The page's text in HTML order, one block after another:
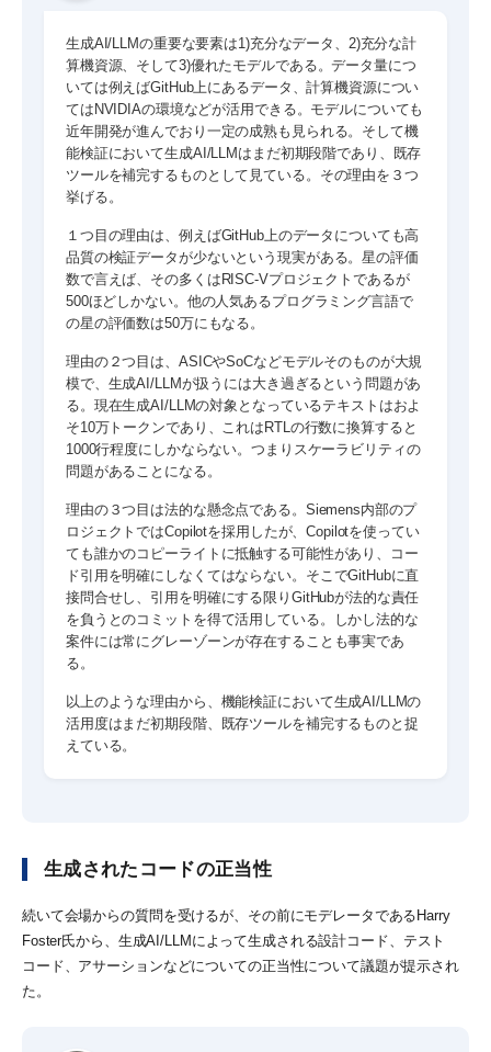
生成AI/LLMの重要な要素は1)充分なデータ、2)充分な計
算機資源、そして3)優れたモデルである。データ量につ
いては例えばGitHub上にあるデータ、計算機資源につい
てはNVIDIAの環境などが活用できる。モデルについても
近年開発が進んでおり一定の成熟も見られる。そして機
能検証において生成AI/LLMはまだ初期段階であり、既存
ツールを補完するものとして見ている。その理由を３つ
挙げる。
１つ目の理由は、例えばGitHub上のデータについても高
品質の検証データが少ないという現実がある。星の評価
数で言えば、その多くはRISC-Vプロジェクトであるが
500ほどしかない。他の人気あるプログラミング言語で
の星の評価数は50万にもなる。
理由の２つ目は、ASICやSoCなどモデルそのものが大規
模で、生成AI/LLMが扱うには大き過ぎるという問題があ
る。現在生成AI/LLMの対象となっているテキストはおよ
そ10万トークンであり、これはRTLの行数に換算すると
1000行程度にしかならない。つまりスケーラビリティの
問題があることになる。
理由の３つ目は法的な懸念点である。Siemens内部のプ
ロジェクトではCopilotを採用したが、Copilotを使ってい
ても誰かのコピーライトに抵触する可能性があり、コー
ド引用を明確にしなくてはならない。そこでGitHubに直
接問合せし、引用を明確にする限りGitHubが法的な責任
を負うとのコミットを得て活用している。しかし法的な
案件には常にグレーゾーンが存在することも事実であ
る。
以上のような理由から、機能検証において生成AI/LLMの
活用度はまだ初期段階、既存ツールを補完するものと捉
えている。
生成されたコードの正当性
続いて会場からの質問を受けるが、その前にモデレータであるHarry
Foster氏から、生成AI/LLMによって生成される設計コード、テスト
コード、アサーションなどについての正当性について議題が提示され
た。